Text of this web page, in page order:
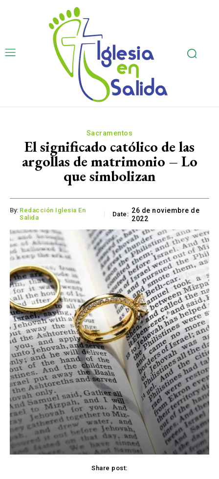
Sacramentos
El significado católico de las
argollas de matrimonio – Lo
que simbolizan
By: Redacción Iglesia En
Salida
Date: 26 de noviembre de
2022
Share post: